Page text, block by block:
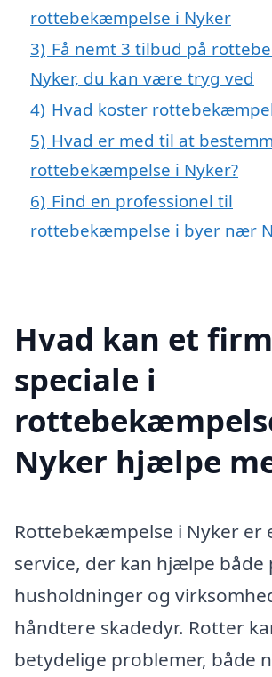
rottebekæmpelse i Nyker
3) Få nemt 3 tilbud på
Nyker, du kan være tryg ved
4) Hvad koster
5) Hvad er med til at
rottebekæmpelse i Nyker?
6) Find en professionel til
rottebekæmpelse i byer nær
Hvad kan et
speciale i
Nyker hjælpe
Rottebekæmpelse i Nyker er
service, der kan hjælpe både
husholdninger og
håndtere skadedyr. Rotter
betydelige problemer, både